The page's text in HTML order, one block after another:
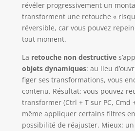
révéler progressivement un
transforment une retouche «
réversible, car vous pouvez
tout moment.
La retouche non destructive
objets dynamiques: au lieu
figer ses transformations, vous
contenu. Résultat: vous pouvez
transformer (Ctrl + T sur PC, Cmd
même appliquer certains filtres
possibilité de réajuster. Mieux: